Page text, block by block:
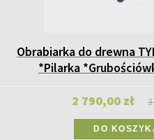
Obrabiarka do drewna
*Pilarka
2 790,00 zł
DO